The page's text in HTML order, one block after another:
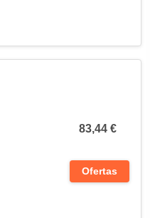
83,44 €
Ofertas